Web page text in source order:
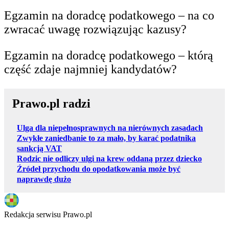
Egzamin na doradcę podatkowego – na co
zwracać uwagę rozwiązując kazusy?
Egzamin na doradcę podatkowego – którą
część zdaje najmniej kandydatów?
Prawo.pl radzi
Ulga dla niepełnosprawnych na nierównych zasadach
Zwykłe zaniedbanie to za mało, by karać podatnika
sankcją VAT
Rodzic nie odliczy ulgi na krew oddaną przez dziecko
Źródeł przychodu do opodatkowania może być
naprawdę dużo
Redakcja serwisu Prawo.pl